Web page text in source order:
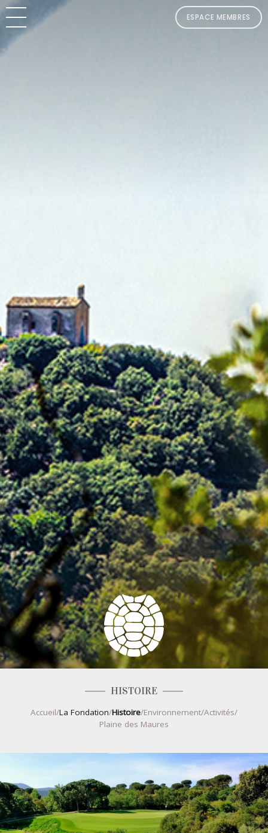
ESPACE MEMBRES
HISTOIRE
Accueil/La Fondation/Histoire/Environnement/Activités/
Plaine des Maures